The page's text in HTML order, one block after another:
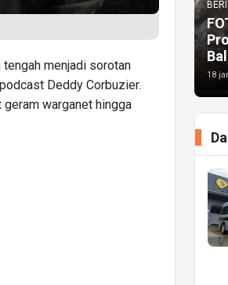
tengah menjadi sorotan
Deddy Corbuzier.
geram warganet hingga
18